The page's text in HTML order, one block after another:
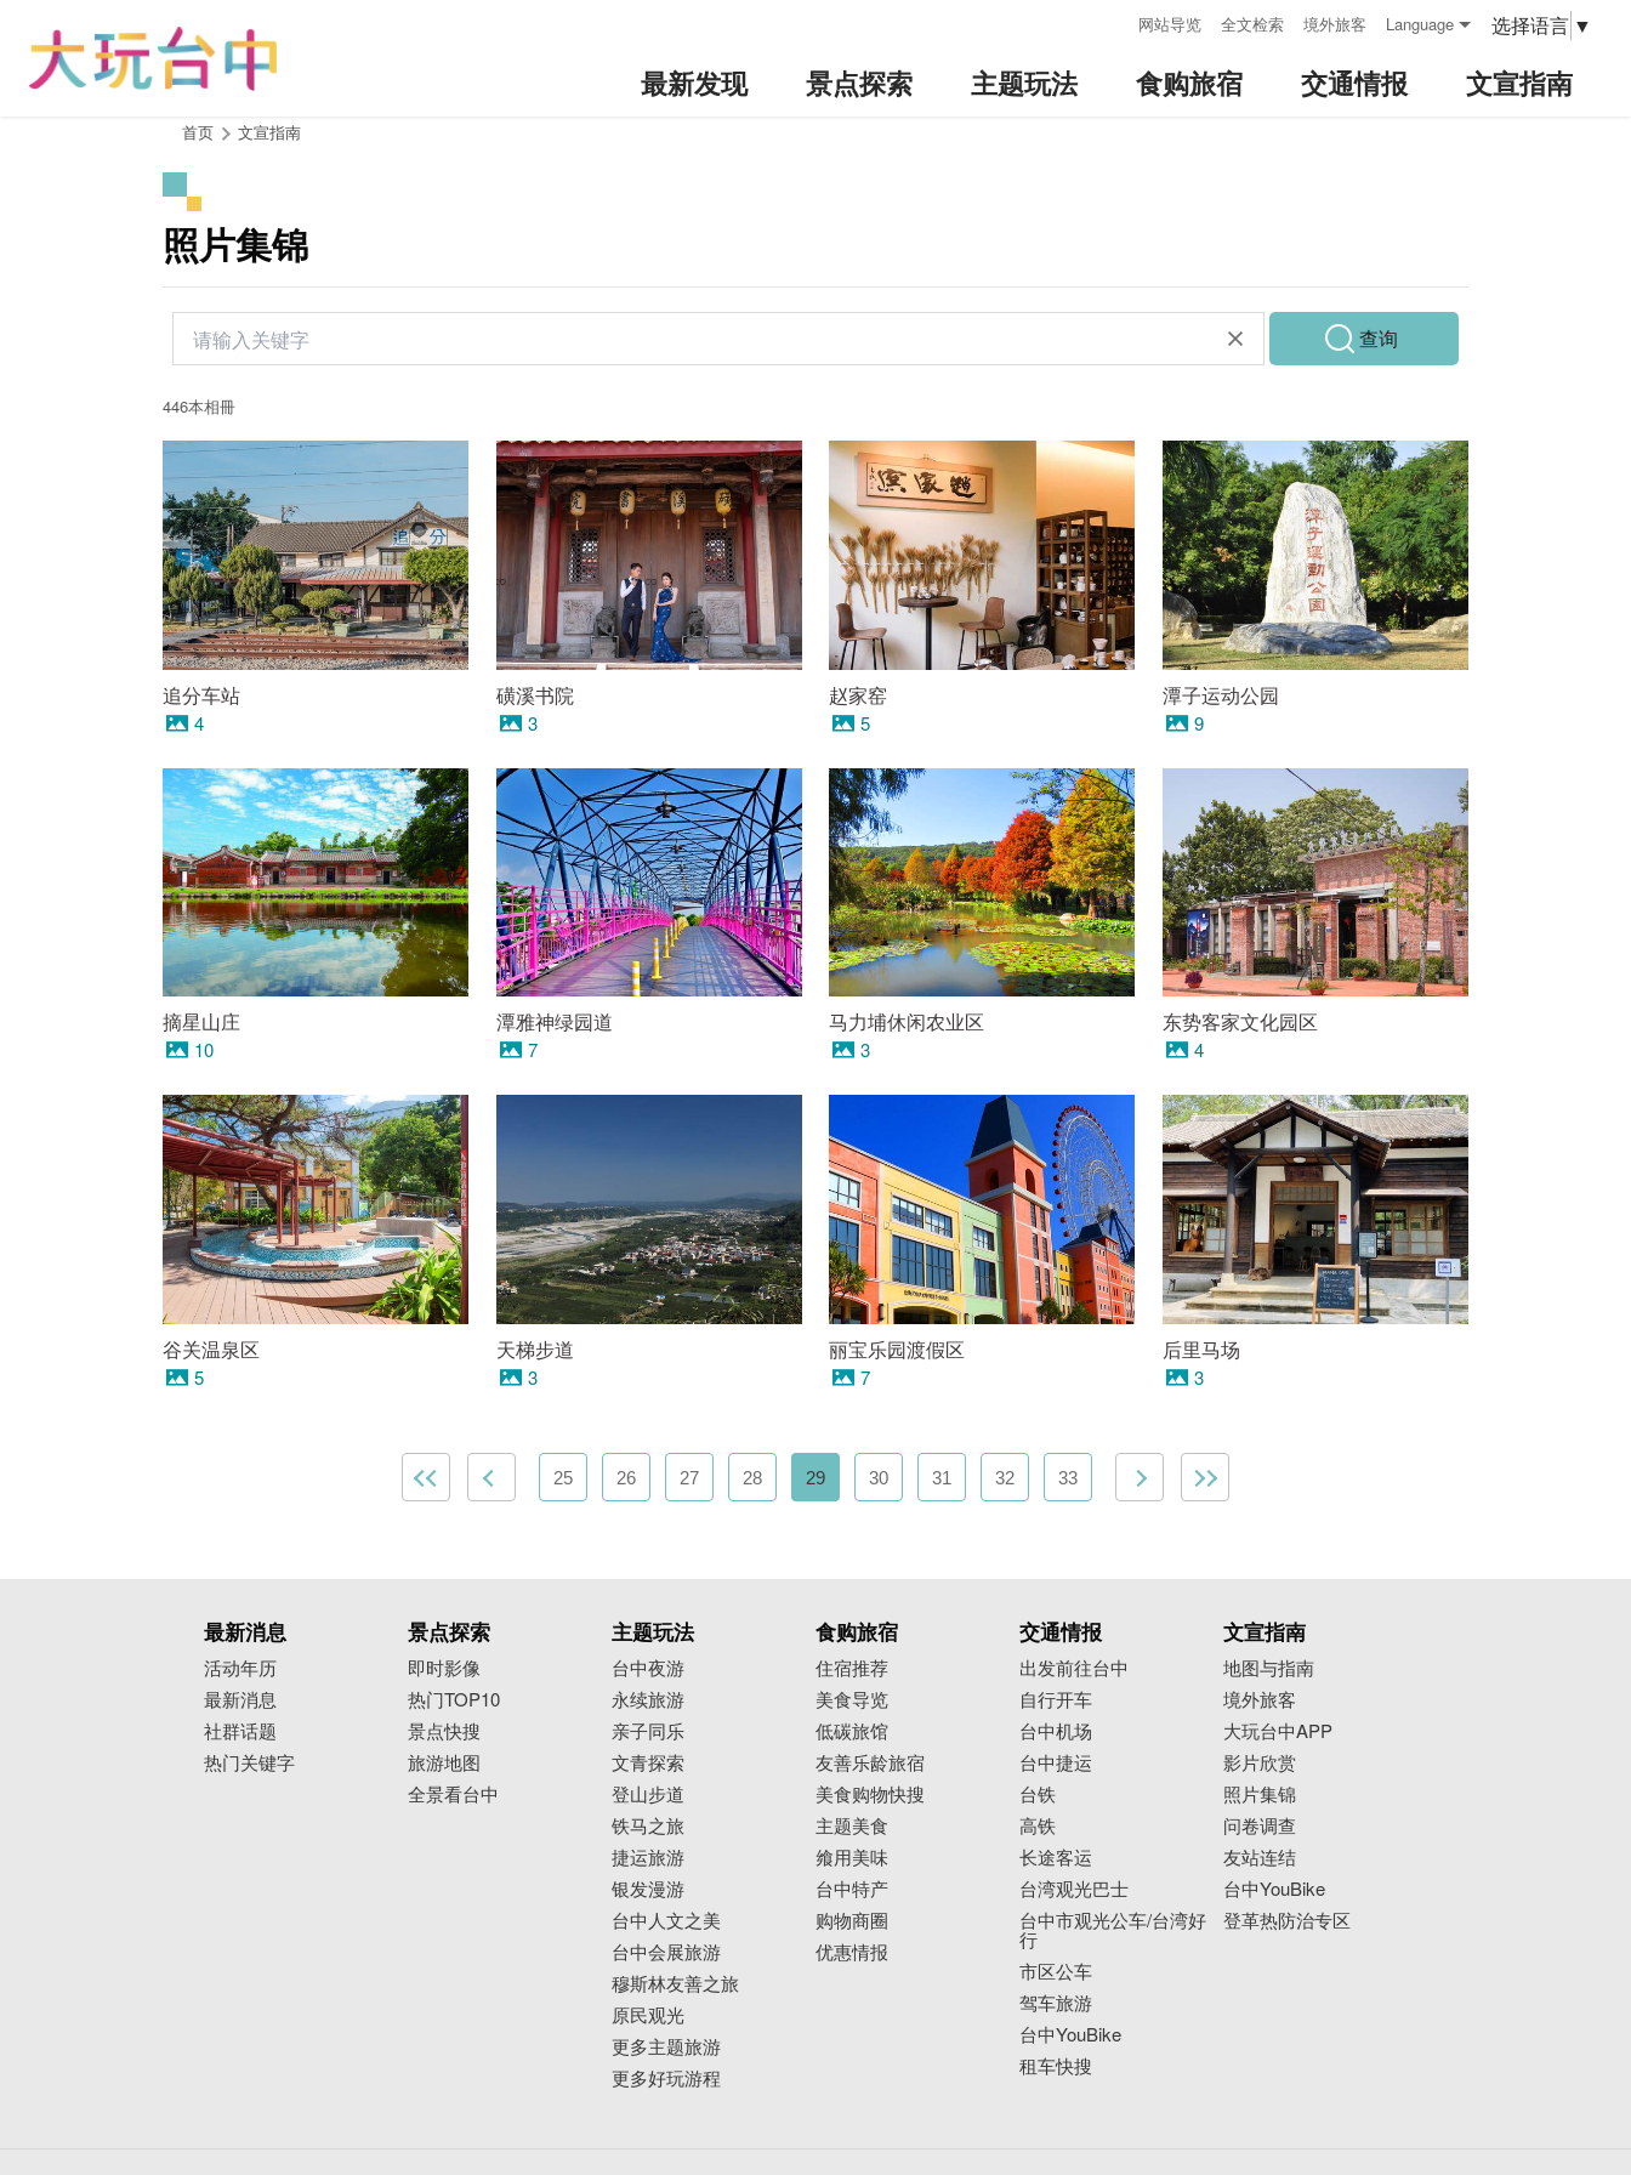
网站导览 全文检索 境外旅客 Language 选择语言 ▼
最新发现 景点探索 主题玩法 食购旅宿 交通情报 文宣指南
首页 文宣指南
照片集锦
查询
446本相冊
追分车站
4
磺溪书院
3
赵家窑
5
潭子运动公园
9
摘星山庄
10
潭雅神绿园道
7
马力埔休闲农业区
3
东势客家文化园区
4
谷关温泉区
5
天梯步道
3
丽宝乐园渡假区
7
后里马场
3
25 26 27 28 29 30 31 32 33
最新消息
活动年历
最新消息
社群话题
热门关键字
景点探索
即时影像
热门TOP10
景点快搜
旅游地图
全景看台中
主题玩法
台中夜游
永续旅游
亲子同乐
文青探索
登山步道
铁马之旅
捷运旅游
银发漫游
台中人文之美
台中会展旅游
穆斯林友善之旅
原民观光
更多主题旅游
更多好玩游程
食购旅宿
住宿推荐
美食导览
低碳旅馆
友善乐龄旅宿
美食购物快搜
主题美食
飨用美味
台中特产
购物商圈
优惠情报
交通情报
出发前往台中
自行开车
台中机场
台中捷运
台铁
高铁
长途客运
台湾观光巴士
台中市观光公车/台湾好
行
市区公车
驾车旅游
台中YouBike
租车快搜
文宣指南
地图与指南
境外旅客
大玩台中APP
影片欣赏
照片集锦
问卷调查
友站连结
台中YouBike
登革热防治专区